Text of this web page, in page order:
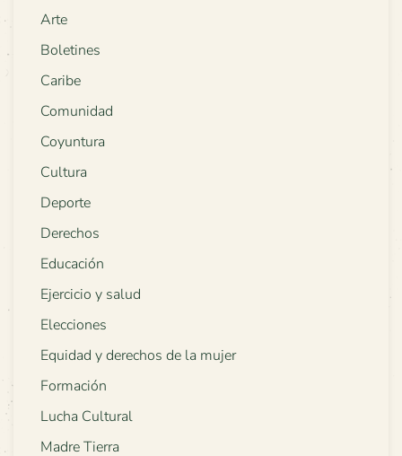
Arte
Boletines
Caribe
Comunidad
Coyuntura
Cultura
Deporte
Derechos
Educación
Ejercicio y salud
Elecciones
Equidad y derechos de la mujer
Formación
Lucha Cultural
Madre Tierra